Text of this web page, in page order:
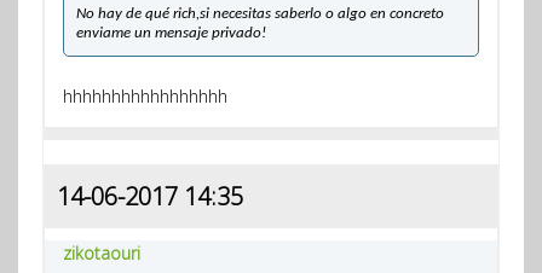
No hay de qué rich,si necesitas saberlo o algo en concreto
enviame un mensaje privado!
hhhhhhhhhhhhhhhhh
14-06-2017 14:35
zikotaouri